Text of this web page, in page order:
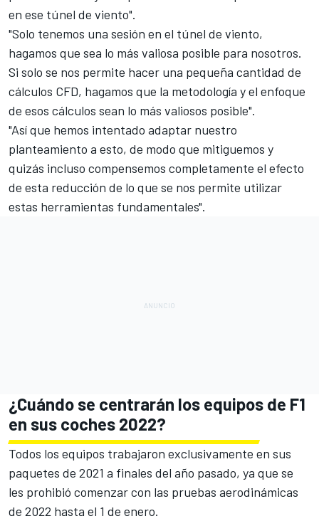
en ese túnel de viento".
"Solo tenemos una sesión en el túnel de viento,
hagamos que sea lo más valiosa posible para nosotros.
Si solo se nos permite hacer una pequeña cantidad de
cálculos CFD, hagamos que la metodología y el enfoque
de esos cálculos sean lo más valiosos posible".
"Así que hemos intentado adaptar nuestro
planteamiento a esto, de modo que mitiguemos y
quizás incluso compensemos completamente el efecto
de esta reducción de lo que se nos permite utilizar
estas herramientas fundamentales".
¿Cuándo se centrarán los equipos de F1
en sus coches 2022?
Todos los equipos trabajaron exclusivamente en sus
paquetes de 2021 a finales del año pasado, ya que se
les prohibió comenzar con las pruebas aerodinámicas
de 2022 hasta el 1 de enero.